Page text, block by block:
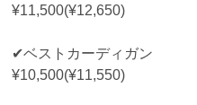
¥11,500(¥12,650)
✔︎ベストカーディガン
¥10,500(¥11,550)